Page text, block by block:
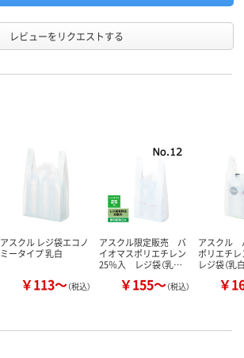
25
レビューをリクエストする
アスクル レジ袋エコノ
ミータイプ 乳白
￥113～（税込）
アスクル限定販売 バ
イオマスポリエチレン
25％入 レジ袋（乳…
￥155～（税込）
アスクル
ポリエチ
レジ袋（乳
￥